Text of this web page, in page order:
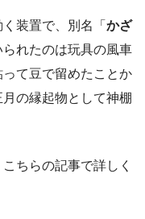
装置で、別名「 かざ
れたのは玩具の風車
て豆で留めたことか
の縁起物として神棚
ちらの記事で詳しく